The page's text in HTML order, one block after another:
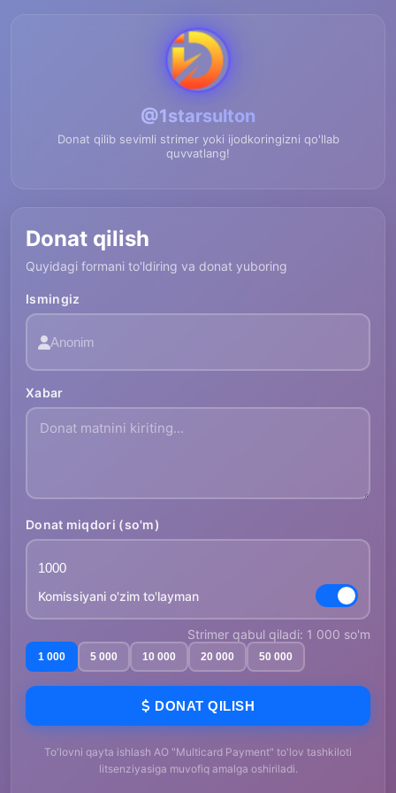
@1starsulton
Donat qilib sevimli strimer yoki ijodkoringizni qo'llab
quvvatlang!
Donat qilish
Quyidagi formani to'ldiring va donat yuboring
Ismingiz
Xabar
Donat miqdori (so'm)
Komissiyani o'zim to'layman
Strimer qabul qiladi: 1 000 so'm
1 000 5 000 10 000 20 000 50 000
DONAT QILISH
To'lovni qayta ishlash AO "Multicard Payment" to'lov tashkiloti
litsenziyasiga muvofiq amalga oshiriladi.